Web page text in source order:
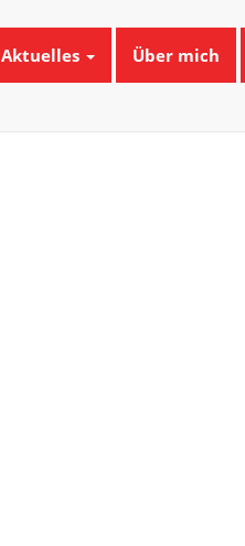
Aktuelles Über mich